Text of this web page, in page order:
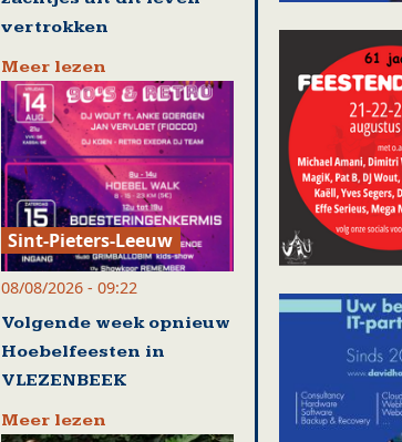
vertrokken
Meer lezen
Sint-Pieters-Leeuw
08/08/2026 - 09:22
Volgende week opnieuw
Hoebelfeesten in
VLEZENBEEK
Meer lezen